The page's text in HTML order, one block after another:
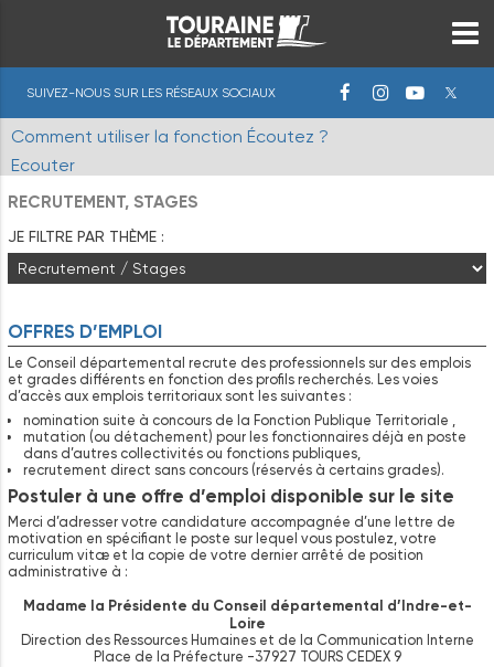
SUIVEZ-NOUS SUR LES RÉSEAUX SOCIAUX
Comment utiliser la fonction Écoutez ?
Ecouter
RECRUTEMENT, STAGES
JE FILTRE PAR THÈME :
OFFRES D’EMPLOI
Le Conseil départemental recrute des professionnels sur des emplois
et grades différents en fonction des profils recherchés. Les voies
d’accès aux emplois territoriaux sont les suivantes :
nomination suite à concours de la Fonction Publique Territoriale ,
mutation (ou détachement) pour les fonctionnaires déjà en poste
dans d’autres collectivités ou fonctions publiques,
recrutement direct sans concours (réservés à certains grades).
Postuler à une offre d’emploi disponible sur le site
Merci d’adresser votre candidature accompagnée d’une lettre de
motivation en spécifiant le poste sur lequel vous postulez, votre
curriculum vitæ et la copie de votre dernier arrêté de position
administrative à :
Madame la Présidente du Conseil départemental d’Indre-et-
Loire
Direction des Ressources Humaines et de la Communication Interne
Place de la Préfecture -37927 TOURS CEDEX 9